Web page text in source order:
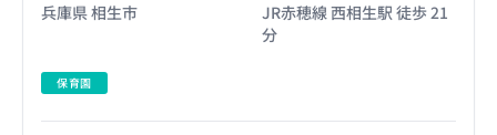
兵庫県 相生市
JR赤穂線 西相生駅 徒歩 21
分
保育園